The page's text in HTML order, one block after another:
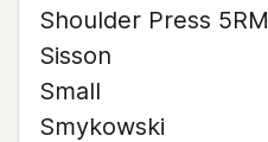
Shoulder Press 5RM
Sisson
Small
Smykowski